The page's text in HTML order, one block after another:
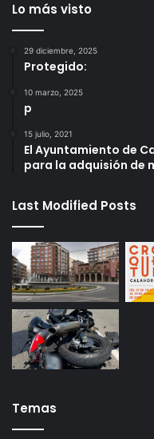
Lo más visto
29 diciembre, 2025
Protegido:
10 marzo, 2025
p
15 julio, 2021
El Ayuntamiento de
para la adquisión de
Last Modified Posts
Temas